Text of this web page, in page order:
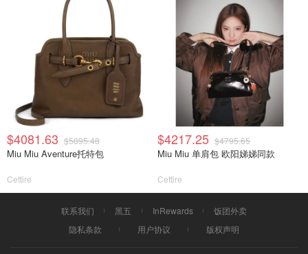
$4081.63 $5895.48
Miu Miu Aventure托特包
Cettire
$4217.25 $4795.65
Miu Miu 单肩包 欧阳娣娣同款
Cettire
联系我们 黑五 InRewards
饭团外卖
隐私条款
用户协议 版权声明